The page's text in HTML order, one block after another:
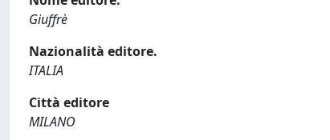
Giuffrè
Nazionalità editore.
ITALIA
Città editore
MILANO